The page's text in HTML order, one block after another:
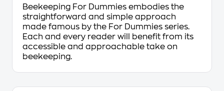
Beekeeping For Dummies embodies the
straightforward and simple approach
made famous by the For Dummies series.
Each and every reader will benefit from its
accessible and approachable take on
beekeeping.